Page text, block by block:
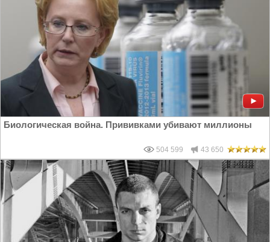
Биологическая война. Прививками убивают миллионы
504 599 43 650